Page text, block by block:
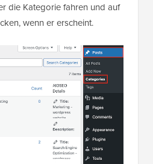
die Kategorie fahren und auf
wenn er erscheint.